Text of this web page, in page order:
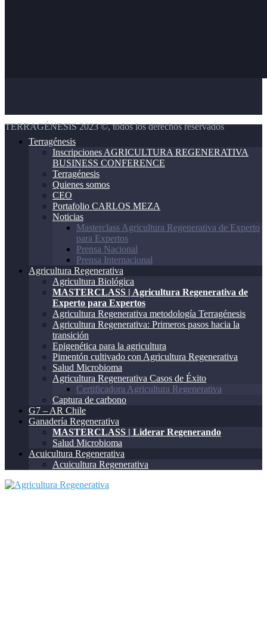
TERRAGÉNESIS 2023 ©, todos los derechos reservados
Terragénesis
Inscripciones AGRICULTURA REGENERATIVA
BUSINESS CONFERENCE
Terragénesis
Quienes somos
CEO
Portafolio CARLOS MEZA
Noticias
Masterclass Agricultura Regenerativa de Experto
para Expertos
Prensa Nacional
Prensa Internacional
Agricultura Regenerativa
Agricultura Biológica
MASTERCLASS | Agricultura Regenerativa de
Experto para Expertos
Agricultura Regenerativa metodología Terragénesis
Agricultura Regenerativa: Primeros pasos hacia la
transición
Epigenética para la agricultura
Pimentón cultivado con Agricultura Regenerativa
Salud Microbioma
Agricultura Regenerativa Casos de Éxito
Certificadora Agricultura Regenerativa
Captura de carbono
G7 – AR Chile
Ganadería Regenerativa
MASTERCLASS | Liderar Regenerando
Salud Microbioma
Acuicultura Regenerativa
Acuicultura Regenerativa